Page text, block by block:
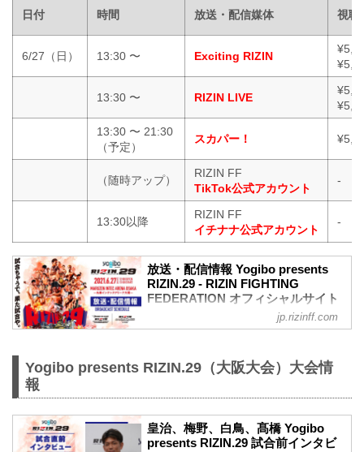
日付 時間 放送・配信媒体 視聴
6/27（日） 13:30 〜 Exciting RIZIN
13:30 〜 RIZIN LIVE
13:30 〜 21:30
（予定）
スカパー！
（随時アップ）
RIZIN FF
TikTok公式アカウント
-
13:30以降
RIZIN FF
イチナナ公式アカウント
-
放送・配信情報 Yogibo presents
RIZIN.29 - RIZIN FIGHTING
FEDERATION オフィシャルサイト
6月27日（日）に丸善インテックアリーナ
送・配信情報をまとめたぞ！
RIZIN LIVEまたはスカパー！で、激闘必
至の大阪大会をリアルタイムで視聴しよ
う！
放送・配信スケジュール一覧
jp.rizinff.com
Yogibo presents RIZIN.29（大阪大会）大会情
報
皇治、梅野、白鳥、髙橋 Yogibo
presents RIZIN.29 試合前インタビ